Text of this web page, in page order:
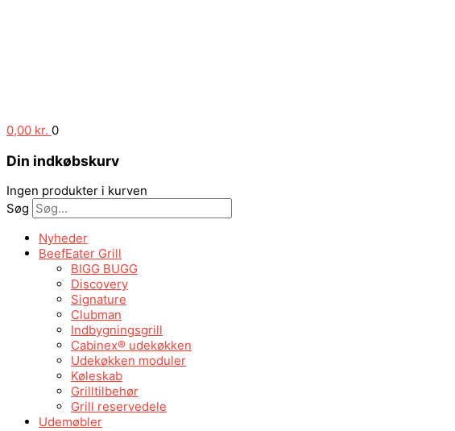
0,00 kr. 0
Din indkøbskurv
Ingen produkter i kurven
Søg
Nyheder
BeefEater Grill
BIGG BUGG
Discovery
Signature
Clubman
Indbygningsgrill
Cabinex® udekøkken
Udekøkken moduler
Køleskab
Grilltilbehør
Grill reservedele
Udemøbler